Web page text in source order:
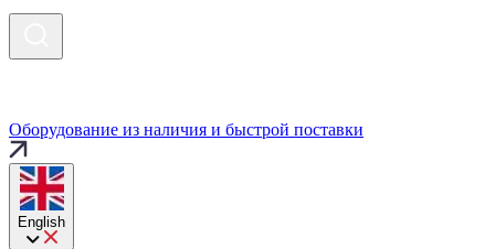
Оборудование из наличия и быстрой поставки
English